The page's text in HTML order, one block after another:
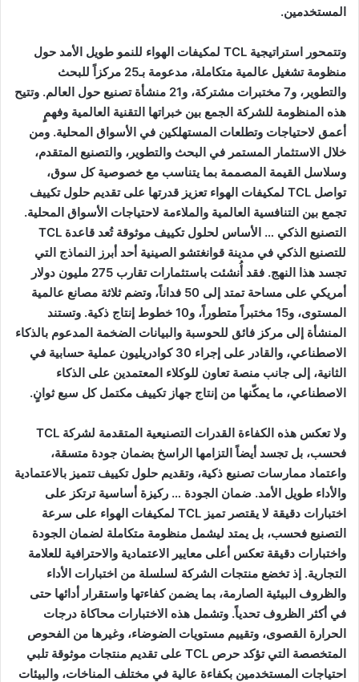
المستخدمين.
وتتمحور استراتيجية TCL لمكيفات الهواء للنمو طويل الأمد حول
منظومة تشغيل عالمية متكاملة، مدعومة بـ25 مركزاً للبحث
والتطوير، و7 مختبرات مشتركة، و21 منشأة تصنيع حول العالم. وتتيح
هذه المنظومة للشركة الجمع بين خبراتها التقنية العالمية وفهمٍ
أعمق لاحتياجات وتطلعات المستهلكين في الأسواق المحلية. ومن
خلال الاستثمار المستمر في البحث والتطوير، والتصنيع المتقدم،
وسلاسل القيمة المصممة بما يتناسب مع خصوصية كل سوق،
تواصل TCL لمكيفات الهواء تعزيز قدرتها على تقديم حلول تكييف
تجمع بين التنافسية العالمية والملاءمة لاحتياجات الأسواق المحلية.
التصنيع الذكي … الأساس لحلول تكييف موثوقة تُعد قاعدة TCL
للتصنيع الذكي في مدينة قوانغتشو الصينية أحد أبرز النماذج التي
تجسد هذا النهج. فقد أُنشئت باستثمارات تقارب 275 مليون دولار
أمريكي على مساحة تمتد إلى 50 فداناً، وتضم ثلاثة مصانع عالمية
المستوى، و15 مختبراً متطوراً، و10 خطوط إنتاج ذكية. وتستند
المنشأة إلى مركز فائق للحوسبة والبيانات الضخمة المدعوم بالذكاء
الاصطناعي، والقادر على إجراء 30 كوادريليون عملية حسابية في
الثانية، إلى جانب منصة تعاون للوكلاء المعتمدين على الذكاء
الاصطناعي، ما يمكّنها من إنتاج جهاز تكييف مكتمل كل سبع ثوانٍ.
ولا تعكس هذه الكفاءة القدرات التصنيعية المتقدمة لشركة TCL
فحسب، بل تجسد أيضاً التزامها الراسخ بضمان جودة متسقة،
واعتماد ممارسات تصنيع ذكية، وتقديم حلول تكييف تتميز بالاعتمادية
والأداء طويل الأمد. ضمان الجودة … ركيزة أساسية ترتكز على
اختبارات دقيقة لا يقتصر تميز TCL لمكيفات الهواء على سرعة
التصنيع فحسب، بل يمتد ليشمل منظومة متكاملة لضمان الجودة
واختبارات دقيقة تعكس أعلى معايير الاعتمادية والاحترافية للعلامة
التجارية. إذ تخضع منتجات الشركة لسلسلة من اختبارات الأداء
والظروف البيئية الصارمة، بما يضمن كفاءتها واستقرار أدائها حتى
في أكثر الظروف تحدياً. وتشمل هذه الاختبارات محاكاة درجات
الحرارة القصوى، وتقييم مستويات الضوضاء، وغيرها من الفحوص
المتخصصة التي تؤكد حرص TCL على تقديم منتجات موثوقة تلبي
احتياجات المستخدمين بكفاءة عالية في مختلف المناخات، والبيئات